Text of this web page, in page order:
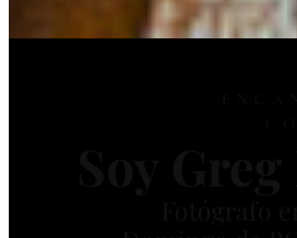
Soy
Fotógrafo